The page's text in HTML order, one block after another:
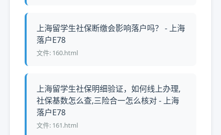
上海留学生社保断缴会影响落户吗？ - 上海
落户E78
文件: 160.html
上海留学生社保明细验证，如何线上办理,
社保基数怎么查,三险合一怎么核对 - 上海
落户E78
文件: 161.html